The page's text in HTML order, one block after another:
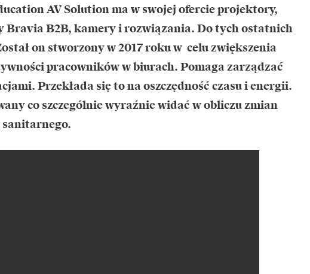
AV Solution ma w swojej ofercie projektory,
Bravia B2B, kamery i rozwiązania. Do tych ostatnich
on stworzony w 2017 roku w celu zwiększenia
pracowników w biurach. Pomaga zarządzać
Przekłada się to na oszczędność czasu i energii.
co szczególnie wyraźnie widać w obliczu zmian